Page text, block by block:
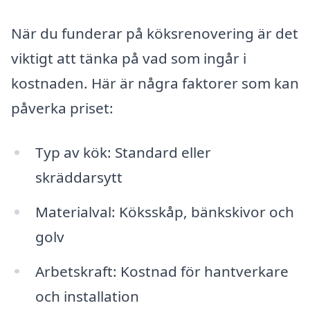
När du funderar på köksrenovering är det
viktigt att tänka på vad som ingår i
kostnaden. Här är några faktorer som kan
påverka priset:
Typ av kök: Standard eller
skräddarsytt
Materialval: Köksskåp, bänkskivor och
golv
Arbetskraft: Kostnad för hantverkare
och installation